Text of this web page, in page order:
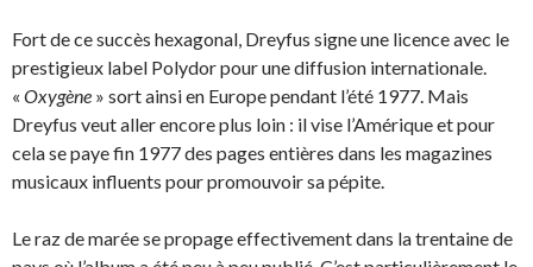
Fort de ce succès hexagonal, Dreyfus signe une licence avec le
prestigieux label Polydor pour une diffusion internationale.
« Oxygène » sort ainsi en Europe pendant l’été 1977. Mais
Dreyfus veut aller encore plus loin : il vise l’Amérique et pour
cela se paye fin 1977 des pages entières dans les magazines
musicaux influents pour promouvoir sa pépite.
Le raz de marée se propage effectivement dans la trentaine de